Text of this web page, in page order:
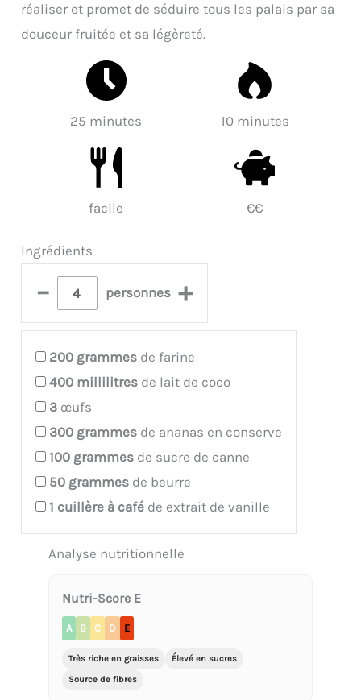
réaliser et promet de séduire tous les palais par sa
douceur fruitée et sa légèreté.
25 minutes 10 minutes
facile €€
Ingrédients
– personnes +
200 grammes de farine
400 millilitres de lait de coco
3 œufs
300 grammes de ananas en conserve
100 grammes de sucre de canne
50 grammes de beurre
1 cuillère à café de extrait de vanille
Analyse nutritionnelle
Nutri-Score E
A B C D E
Très riche en graisses
Élevé en sucres
Source de fibres